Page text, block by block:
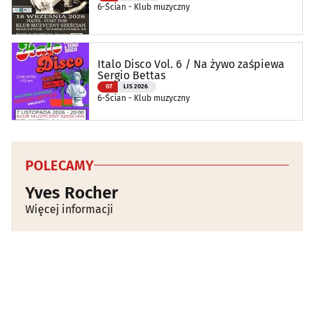
6-Ścian - Klub muzyczny
Italo Disco Vol. 6 / Na żywo zaśpiewa
Sergio Bettas
07 LIS 2026
6-Ścian - Klub muzyczny
POLECAMY
Yves Rocher
Więcej informacji